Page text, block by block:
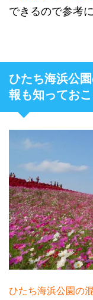
できるので参考
ひたち海浜公
報も知っておこ
ひたち海浜公園の